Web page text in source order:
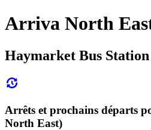
Arriva North
Haymarket Bus
Arrêts et prochains départs
North East)